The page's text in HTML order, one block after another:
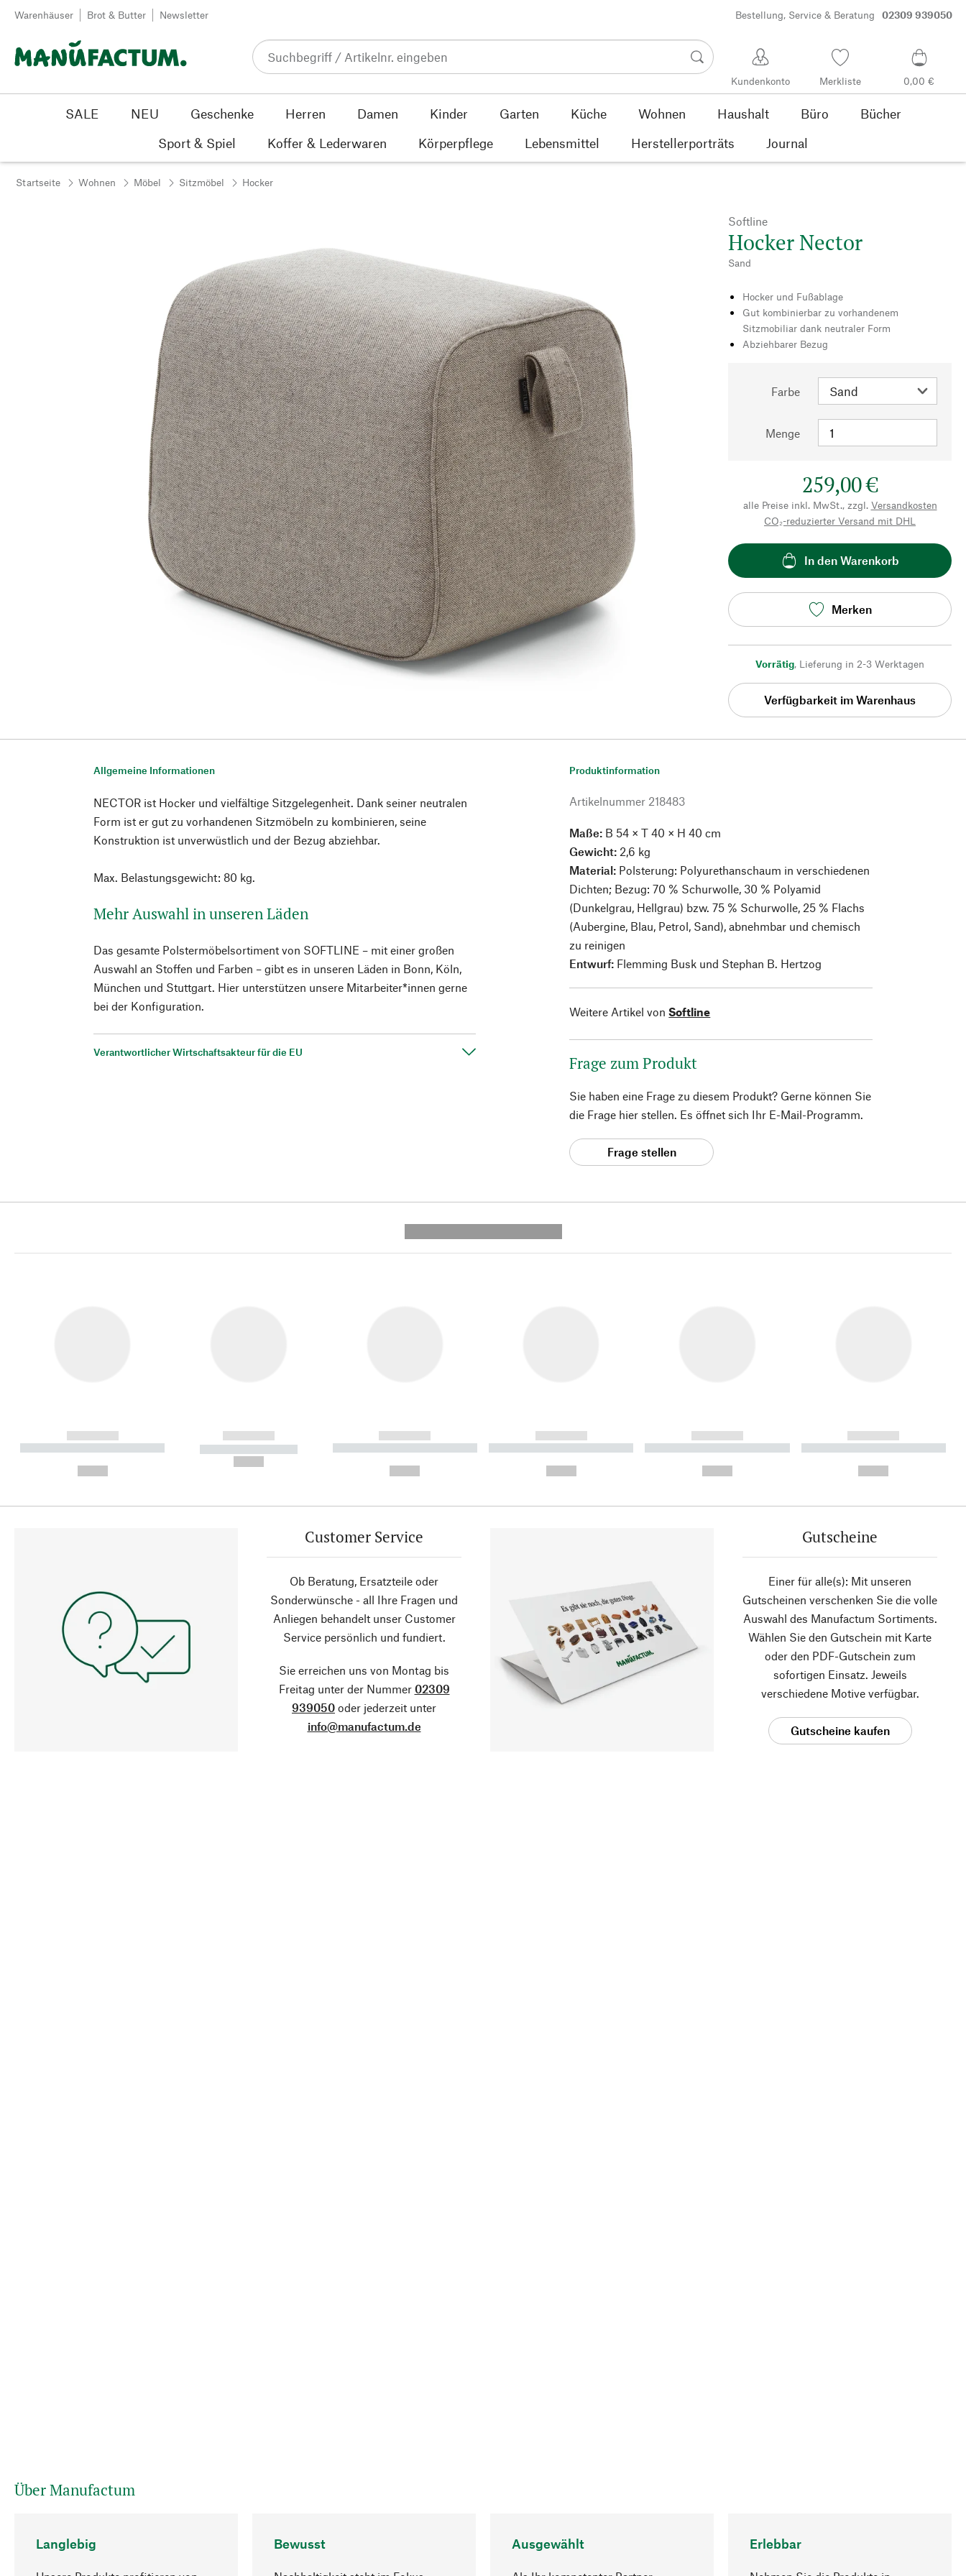
Zum Inhalt springen
Warenhäuser Brot & Butter Newsletter Bestellung, Service & Beratung 02309 939050
Kundenkonto Merkliste 0,00 €
SALE NEU Geschenke Herren Damen Kinder Garten Küche Wohnen Haushalt Büro
Bücher
Sport & Spiel
Koffer & Lederwaren Körperpflege Lebensmittel Herstellerporträts Journal
Startseite Wohnen Möbel Sitzmöbel Hocker
Softline
Hocker Nector
Sand
Hocker und Fußablage
Gut kombinierbar zu vorhandenem
Sitzmobiliar dank neutraler Form
Abziehbarer Bezug
Farbe
Menge
259,00 €
alle Preise inkl. MwSt., zzgl. Versandkosten
CO₂-reduzierter Versand mit DHL
In den Warenkorb
Merken
Vorrätig, Lieferung in 2-3 Werktagen
Verfügbarkeit im Warenhaus
Allgemeine Informationen
NECTOR ist Hocker und vielfältige Sitzgelegenheit. Dank seiner neutralen
Form ist er gut zu vorhandenen Sitzmöbeln zu kombinieren, seine
Konstruktion ist unverwüstlich und der Bezug abziehbar.
Max. Belastungsgewicht: 80 kg.
Mehr Auswahl in unseren Läden
Das gesamte Polstermöbelsortiment von SOFTLINE – mit einer großen
Auswahl an Stoffen und Farben – gibt es in unseren Läden in Bonn, Köln,
München und Stuttgart. Hier unterstützen unsere Mitarbeiter*innen gerne
bei der Konfiguration.
Verantwortlicher Wirtschaftsakteur für die EU
Produktinformation
Artikelnummer 218483
Maße: B 54 × T 40 × H 40 cm
Gewicht: 2,6 kg
Material: Polsterung: Polyurethanschaum in verschiedenen
Dichten; Bezug: 70 % Schurwolle, 30 % Polyamid
(Dunkelgrau, Hellgrau) bzw. 75 % Schurwolle, 25 % Flachs
(Aubergine, Blau, Petrol, Sand), abnehmbar und chemisch
zu reinigen
Entwurf: Flemming Busk und Stephan B. Hertzog
Weitere Artikel von Softline
Frage zum Produkt
Sie haben eine Frage zu diesem Produkt? Gerne können Sie
die Frage hier stellen. Es öffnet sich Ihr E-Mail-Programm.
Frage stellen
------------
----------- ----------- ----------
------------
----------- -----------
------------
----------- ----------- ----------
------------
----------- ----------- ----------
------------
----------- ----------- ----------
------------
----------- ----------- ----------
Customer Service
Ob Beratung, Ersatzteile oder
Sonderwünsche - all Ihre Fragen und
Anliegen behandelt unser Customer
Service persönlich und fundiert.
Sie erreichen uns von Montag bis
Freitag unter der Nummer 02309
939050 oder jederzeit unter
info@manufactum.de
Gutscheine
Einer für alle(s): Mit unseren
Gutscheinen verschenken Sie die volle
Auswahl des Manufactum Sortiments.
Wählen Sie den Gutschein mit Karte
oder den PDF-Gutschein zum
sofortigen Einsatz. Jeweils
verschiedene Motive verfügbar.
Gutscheine kaufen
Über Manufactum
Langlebig Bewusst Ausgewählt Erlebbar